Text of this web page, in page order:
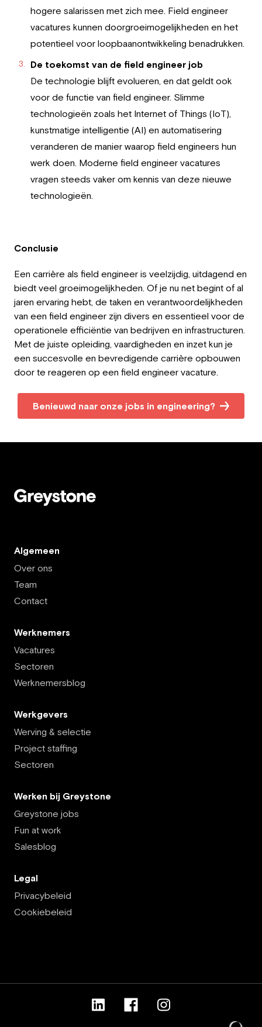
hogere salarissen met zich mee. Field engineer
vacatures kunnen doorgroeimogelijkheden en het
potentieel voor loopbaanontwikkeling benadrukken.
De toekomst van de field engineer job
De technologie blijft evolueren, en dat geldt ook
voor de functie van field engineer. Slimme
technologieën zoals het Internet of Things (IoT),
kunstmatige intelligentie (AI) en automatisering
veranderen de manier waarop field engineers hun
werk doen. Moderne field engineer vacatures
vragen steeds vaker om kennis van deze nieuwe
technologieën.
Conclusie
Een carrière als field engineer is veelzijdig, uitdagend en
biedt veel groeimogelijkheden. Of je nu net begint of al
jaren ervaring hebt, de taken en verantwoordelijkheden
van een field engineer zijn divers en essentieel voor de
operationele efficiëntie van bedrijven en infrastructuren.
Met de juiste opleiding, vaardigheden en inzet kun je
een succesvolle en bevredigende carrière opbouwen
door te reageren op een field engineer vacature.
Benieuwd naar onze jobs in engineering?
Algemeen
Over ons
Team
Contact
Werknemers
Vacatures
Sectoren
Werknemersblog
Werkgevers
Werving & selectie
Project staffing
Sectoren
Werken bij Greystone
Greystone jobs
Fun at work
Salesblog
Legal
Privacybeleid
Cookiebeleid